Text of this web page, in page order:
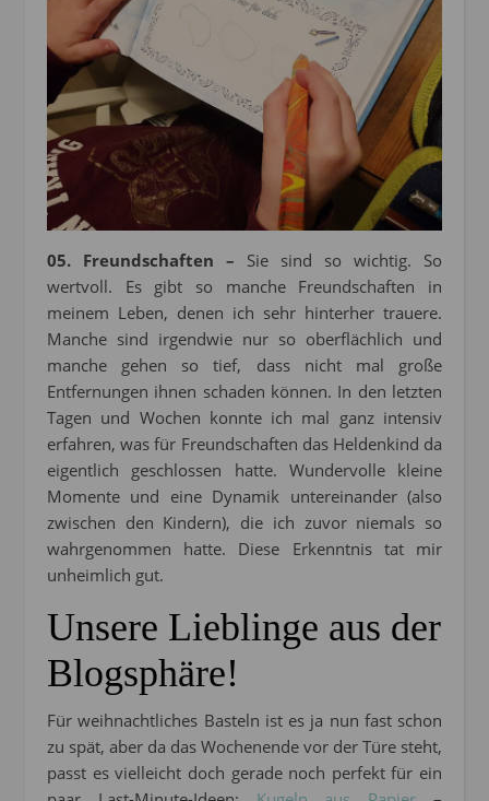
05. Freundschaften – Sie sind so wichtig. So
wertvoll. Es gibt so manche Freundschaften in
meinem Leben, denen ich sehr hinterher trauere.
Manche sind irgendwie nur so oberflächlich und
manche gehen so tief, dass nicht mal große
Entfernungen ihnen schaden können. In den letzten
Tagen und Wochen konnte ich mal ganz intensiv
erfahren, was für Freundschaften das Heldenkind da
eigentlich geschlossen hatte. Wundervolle kleine
Momente und eine Dynamik untereinander (also
zwischen den Kindern), die ich zuvor niemals so
wahrgenommen hatte. Diese Erkenntnis tat mir
unheimlich gut.
Unsere Lieblinge aus der
Blogsphäre!
Für weihnachtliches Basteln ist es ja nun fast schon
zu spät, aber da das Wochenende vor der Türe steht,
passt es vielleicht doch gerade noch perfekt für ein